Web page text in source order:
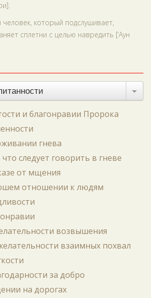
который подслушивает,
сплетни с целью навредить [‘Аун
и благонравии Пророка
гнева
следует говорить в гневе
от мщения
отношении к людям
возвышения
взаимных похвал
за добро
на дорогах